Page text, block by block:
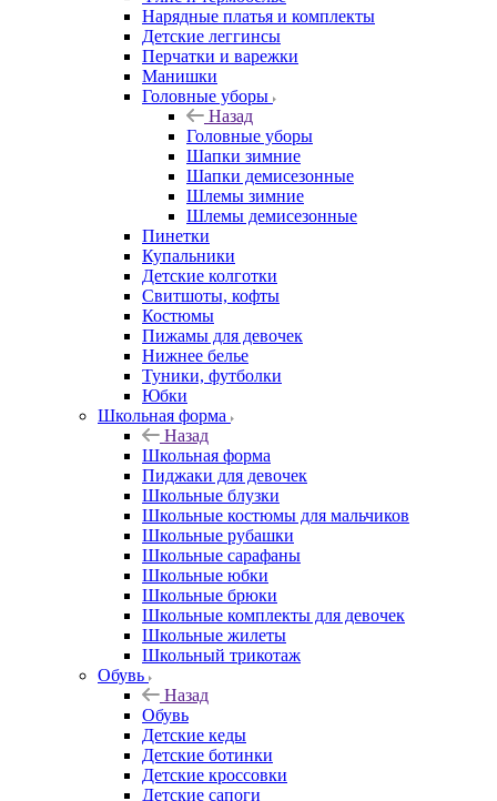
Нарядные платья и комплекты
Детские леггинсы
Перчатки и варежки
Манишки
Головные уборы
Назад
Головные уборы
Шапки зимние
Шапки демисезонные
Шлемы зимние
Шлемы демисезонные
Пинетки
Купальники
Детские колготки
Свитшоты, кофты
Костюмы
Пижамы для девочек
Нижнее белье
Туники, футболки
Юбки
Школьная форма
Назад
Школьная форма
Пиджаки для девочек
Школьные блузки
Школьные костюмы для мальчиков
Школьные рубашки
Школьные сарафаны
Школьные юбки
Школьные брюки
Школьные комплекты для девочек
Школьные жилеты
Школьный трикотаж
Обувь
Назад
Обувь
Детские кеды
Детские ботинки
Детские кроссовки
Детские сапоги